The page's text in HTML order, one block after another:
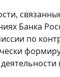
Банка
по